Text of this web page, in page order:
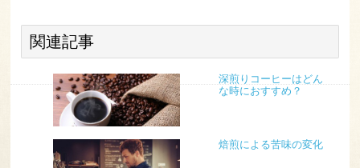
関連記事
深煎りコーヒーはどん
な時におすすめ？
焙煎による苦味の変化